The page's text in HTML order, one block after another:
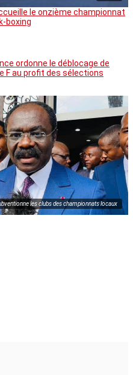
le onzième championnat
boxing
ordonne le déblocage de
F au profit des sélections
les clubs des championnats locaux